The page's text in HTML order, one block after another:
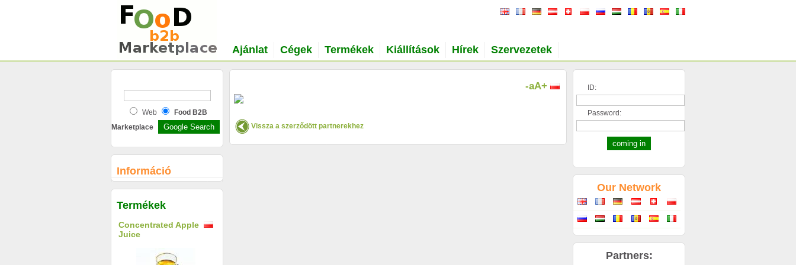
Ajánlat Cégek Termékek Kiállítások Hírek Szervezetek
ID:
Password:
Our Network
Partners:
Web
Food B2B
Marketplace
Információ
Termékek
Concentrated Apple
Juice
-aA+
Vissza a szerződött partnerekhez